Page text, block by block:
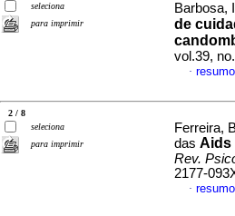
seleciona
para imprimir
Barbosa,
de
vol.39,
·
2 / 8
seleciona
para imprimir
Ferreira,
das Aids
Rev.
2177-
·